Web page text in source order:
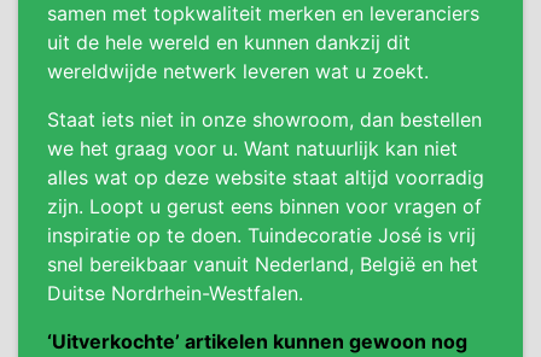
samen met topkwaliteit merken en leveranciers
uit de hele wereld en kunnen dankzij dit
wereldwijde netwerk leveren wat u zoekt.
Staat iets niet in onze showroom, dan bestellen
we het graag voor u. Want natuurlijk kan niet
alles wat op deze website staat altijd voorradig
zijn. Loopt u gerust eens binnen voor vragen of
inspiratie op te doen. Tuindecoratie José is vrij
snel bereikbaar vanuit Nederland, België en het
Duitse Nordrhein-Westfalen.
‘Uitverkochte’ artikelen kunnen gewoon nog